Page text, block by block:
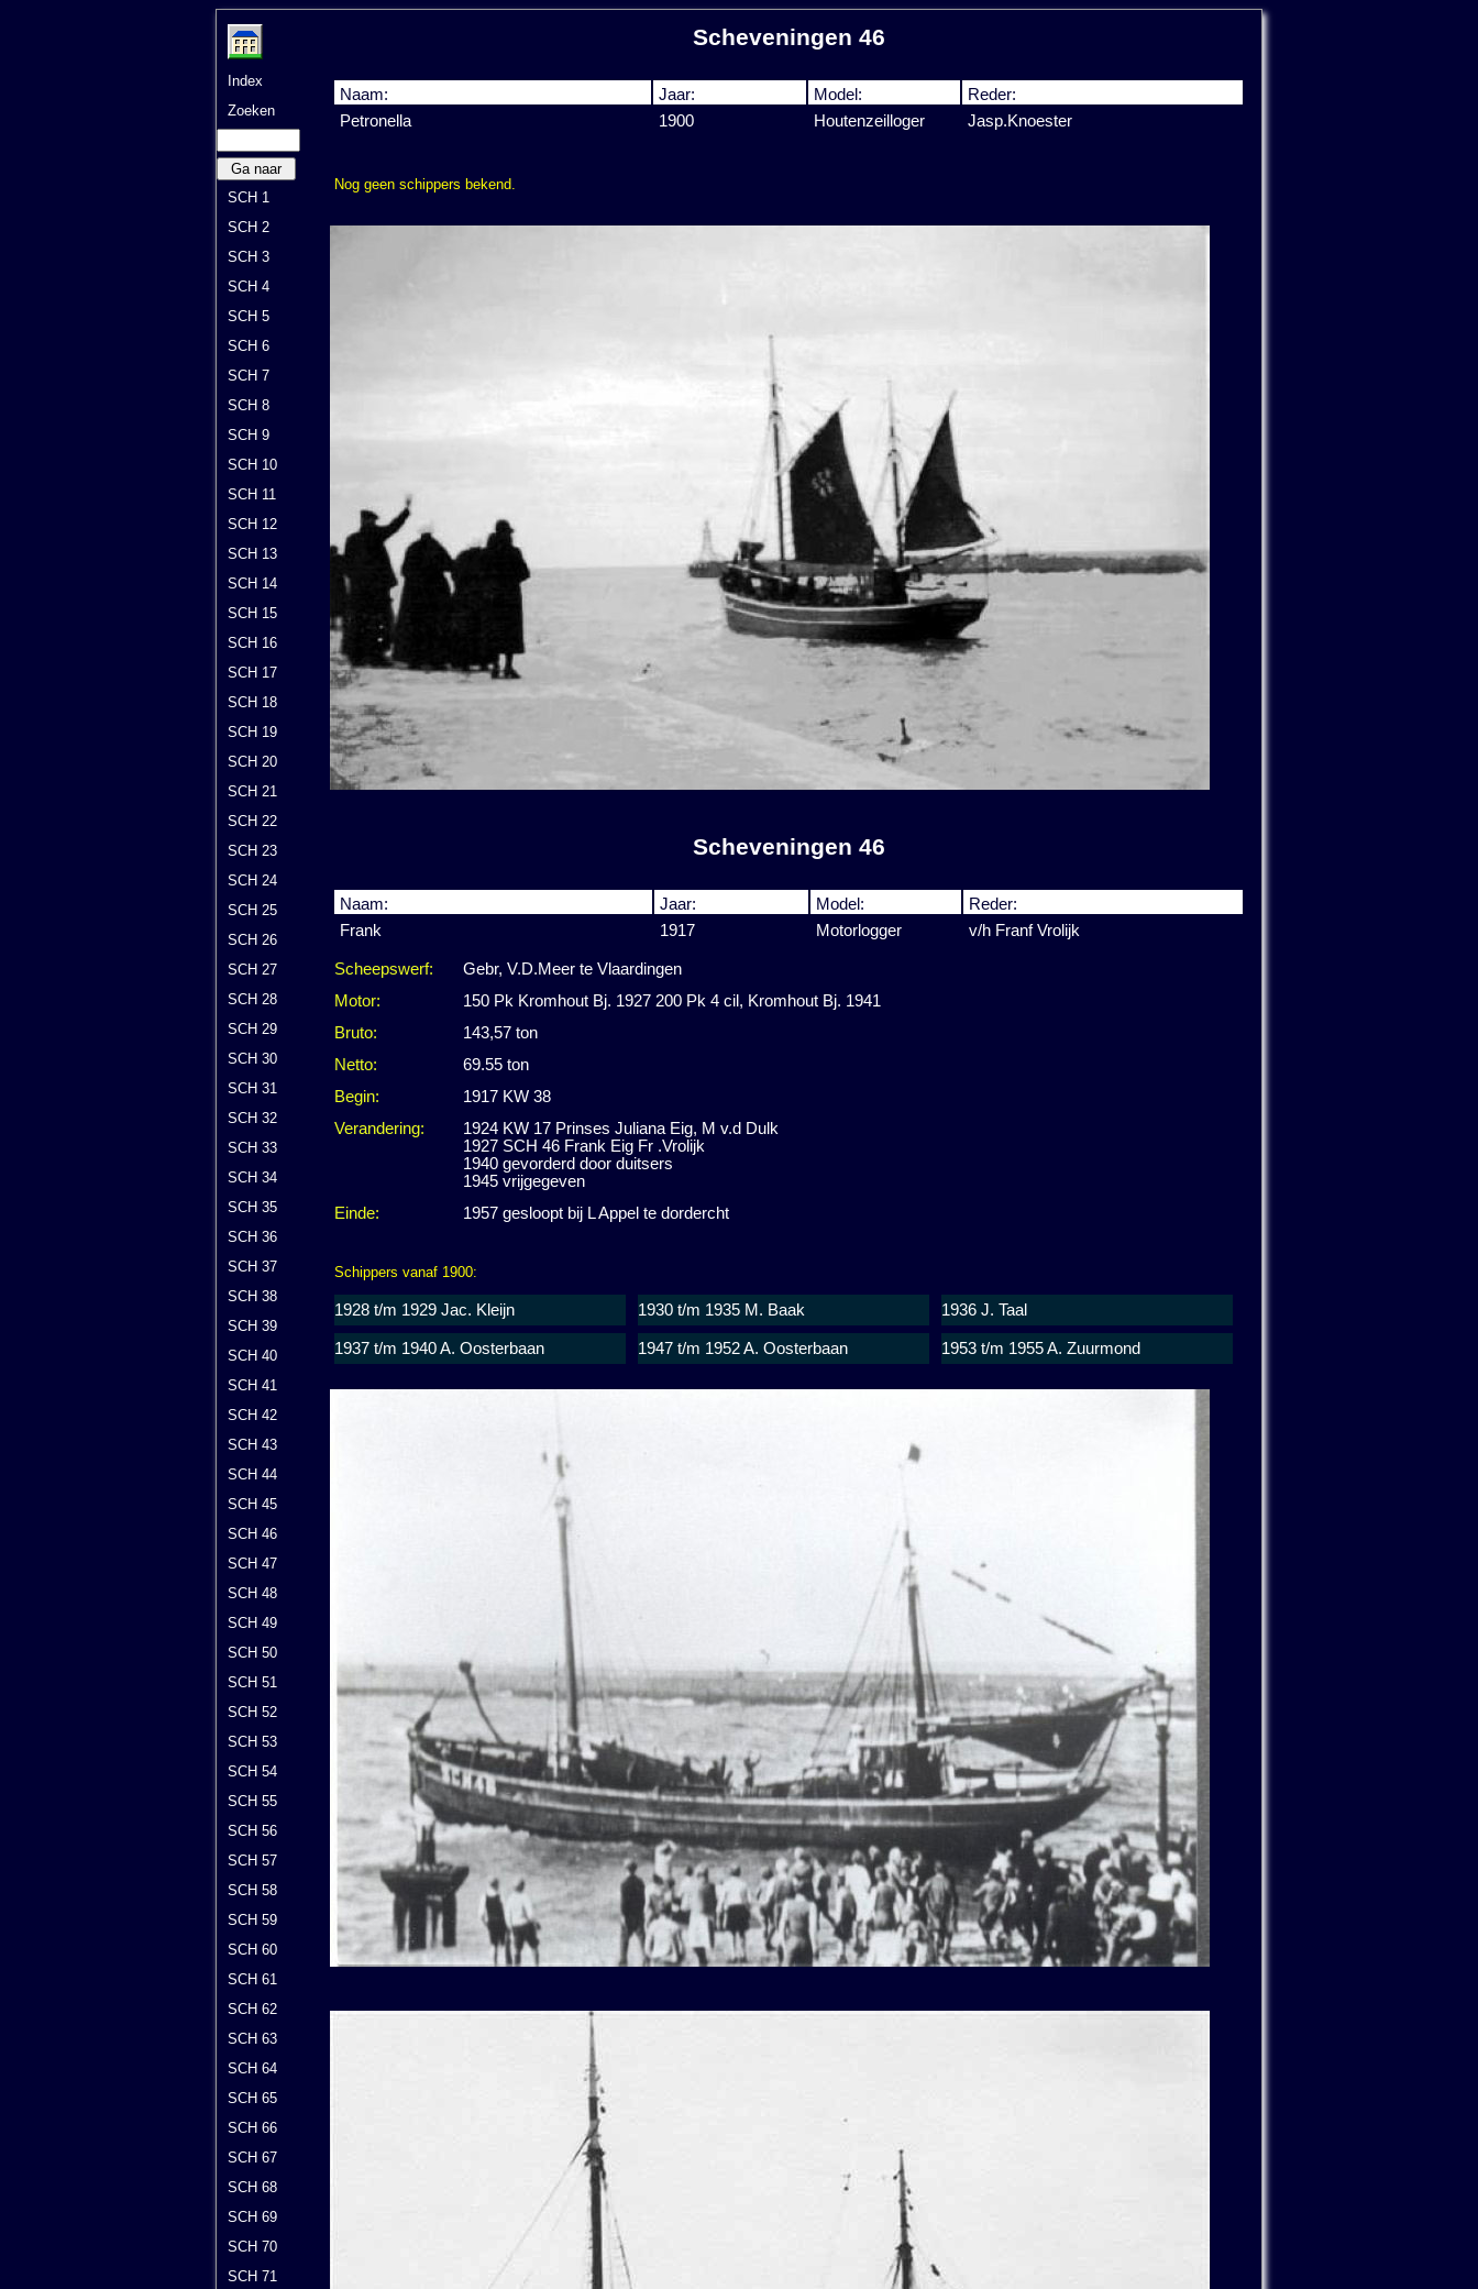
Index
Zoeken
Ga naar
SCH 1
SCH 2
SCH 3
SCH 4
SCH 5
SCH 6
SCH 7
SCH 8
SCH 9
SCH 10
SCH 11
SCH 12
SCH 13
SCH 14
SCH 15
SCH 16
SCH 17
SCH 18
SCH 19
SCH 20
SCH 21
SCH 22
SCH 23
SCH 24
SCH 25
SCH 26
SCH 27
SCH 28
SCH 29
SCH 30
SCH 31
SCH 32
SCH 33
SCH 34
SCH 35
SCH 36
SCH 37
SCH 38
SCH 39
SCH 40
SCH 41
SCH 42
SCH 43
SCH 44
SCH 45
SCH 46
SCH 47
SCH 48
SCH 49
SCH 50
SCH 51
SCH 52
SCH 53
SCH 54
SCH 55
SCH 56
SCH 57
SCH 58
SCH 59
SCH 60
SCH 61
SCH 62
SCH 63
SCH 64
SCH 65
SCH 66
SCH 67
SCH 68
SCH 69
SCH 70
SCH 71
Scheveningen 46
Naam: Jaar: Model:
Reder:
Petronella
1900 Houtenzeilloger Jasp.Knoester
Nog geen schippers bekend.
Scheveningen 46
Naam: Jaar: Model:
Reder:
Frank
1917 Motorlogger v/h Franf Vrolijk
Scheepswerf:
Gebr, V.D.Meer te Vlaardingen
Motor:
150 Pk Kromhout Bj. 1927 200 Pk 4 cil, Kromhout Bj. 1941
Bruto:
143,57 ton
Netto:
69.55 ton
Begin:
1917 KW 38
Verandering:
1924 KW 17 Prinses Juliana Eig, M v.d Dulk
1927 SCH 46 Frank Eig Fr .Vrolijk
1940 gevorderd door duitsers
1945 vrijgegeven
Einde:
1957 gesloopt bij L Appel te dordercht
Schippers vanaf 1900:
1928 t/m 1929 Jac. Kleijn 1930 t/m 1935 M. Baak 1936 J. Taal
1937 t/m 1940 A. Oosterbaan 1947 t/m 1952 A. Oosterbaan 1953 t/m 1955 A. Zuurmond